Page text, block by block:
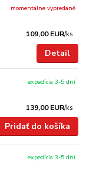
109,00 EUR/ks
momentálne vypredané
Detail
139,00 EUR/ks
expedícia 3-5 dní
Pridať do košíka
expedícia 3-5 dní